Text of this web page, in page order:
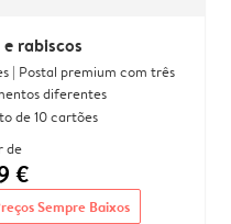
e rabiscos
| Postal premium com três
diferentes
de 10 cartões
de
€
Sempre Baixos